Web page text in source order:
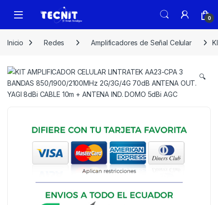
0
Inicio Redes Amplificadores de Señal Celular
🔍